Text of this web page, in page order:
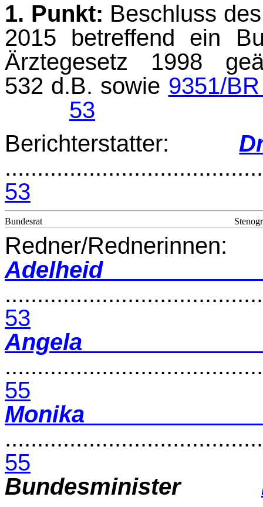
1. Punkt: Beschluss
2015 betreffend ein
Ärztegesetz 1998
532 d.B. sowie 9351/
53
Berichterstatter:
53
Bundesrat
Redner/Rednerinnen:
53
55
Monika
55
Bundesminister